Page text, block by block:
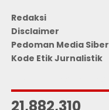
Redaksi
Disclaimer
Pedoman Media Siber
Kode Etik Jurnalistik